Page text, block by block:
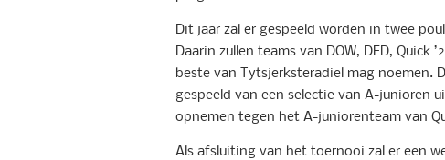
Dit jaar zal er gespeeld worden in twee
Daarin zullen teams van DOW, DFD, Quick
beste van Tytsjerksteradiel mag noemen.
gespeeld van een selectie van A-junioren
opnemen tegen het A-juniorenteam van
Als afsluiting van het toernooi zal er een